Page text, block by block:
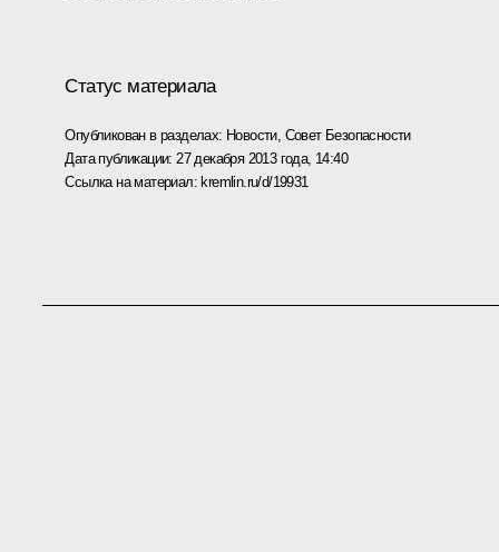
Статус материала
Опубликован в разделах: Новости, Совет Безопасности
Дата публикации: 27 декабря 2013 года, 14:40
Ссылка на материал: kremlin.ru/d/19931